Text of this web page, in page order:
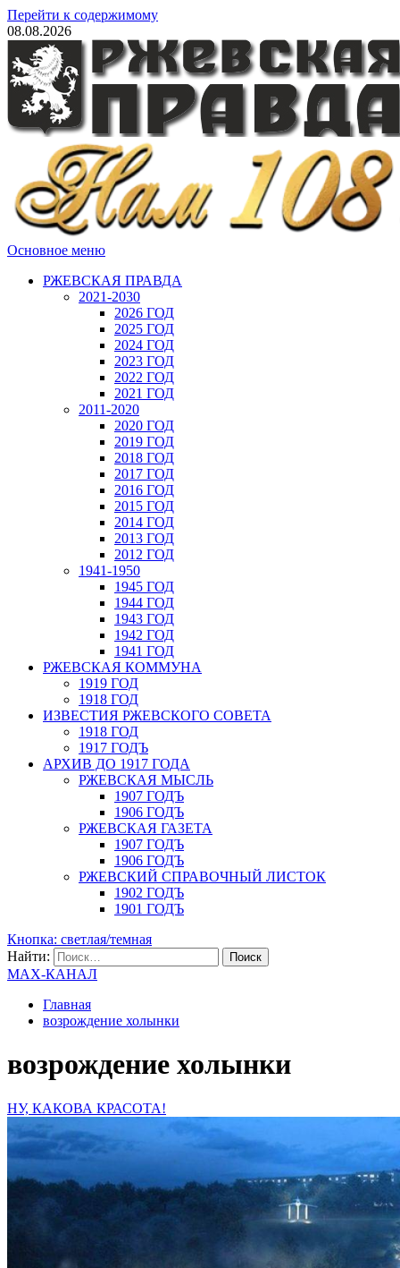
Перейти к содержимому
08.08.2026
Основное меню
РЖЕВСКАЯ ПРАВДА
2021-2030
2026 ГОД
2025 ГОД
2024 ГОД
2023 ГОД
2022 ГОД
2021 ГОД
2011-2020
2020 ГОД
2019 ГОД
2018 ГОД
2017 ГОД
2016 ГОД
2015 ГОД
2014 ГОД
2013 ГОД
2012 ГОД
1941-1950
1945 ГОД
1944 ГОД
1943 ГОД
1942 ГОД
1941 ГОД
РЖЕВСКАЯ КОММУНА
1919 ГОД
1918 ГОД
ИЗВЕСТИЯ РЖЕВСКОГО СОВЕТА
1918 ГОД
1917 ГОДЪ
АРХИВ ДО 1917 ГОДА
РЖЕВСКАЯ МЫСЛЬ
1907 ГОДЪ
1906 ГОДЪ
РЖЕВСКАЯ ГАЗЕТА
1907 ГОДЪ
1906 ГОДЪ
РЖЕВСКИЙ СПРАВОЧНЫЙ ЛИСТОК
1902 ГОДЪ
1901 ГОДЪ
Кнопка: светлая/темная
Найти:
MAX-КАНАЛ
Главная
возрождение холынки
возрождение холынки
НУ, КАКОВА КРАСОТА!